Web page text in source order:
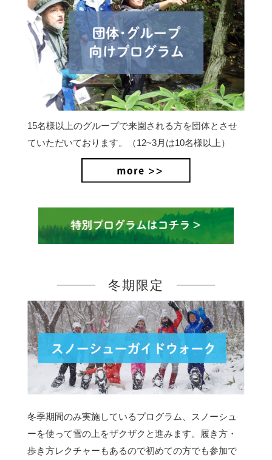
15名様以上のグループで来園される方を団体とさせ
ていただいております。（12~3月は10名様以上）
冬期限定
冬季期間のみ実施しているプログラム、スノーシュ
ーを使って雪の上をザクザクと進みます。
履き方・
歩き方レクチャーもあるので初めての方でも参加で